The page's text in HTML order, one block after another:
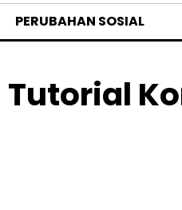
PERUBAHAN SOSIAL
Tutorial